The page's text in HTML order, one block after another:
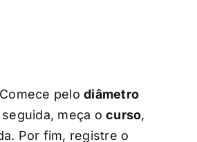
pelodiâmetro
seguida, meça ocurso,
Por fim, registre o